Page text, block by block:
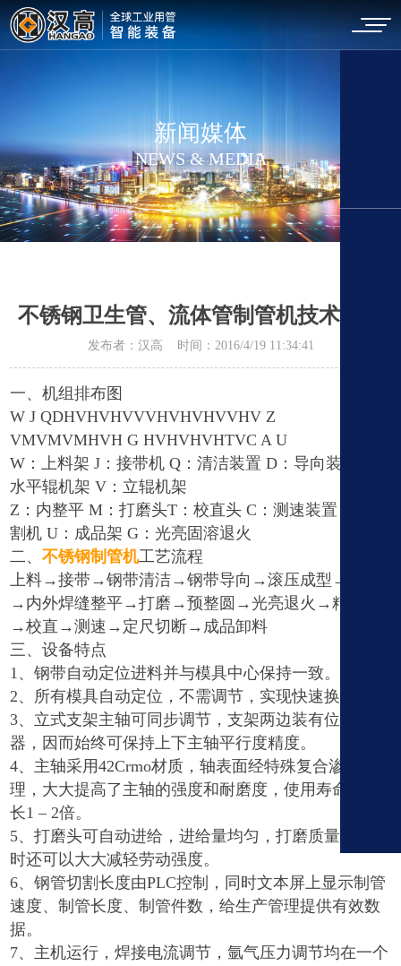
新闻媒体
NEWS & MEDIA
不锈钢卫生管、流体管制管机技术方案
发布者：汉高 时间：2016/4/19 11:34:41
一、机组排布图
W J QDHVHVHVVVHVHVHVVHV Z
VMVMVMHVH G HVHVHVHTVC A U
W：上料架 J：接带机 Q：清洁装置 D：导向装置 H：
水平辊机架 V：立辊机架
Z：内整平 M：打磨头T：校直头 C：测速装置 A：切
割机 U：成品架 G：光亮固溶退火
二、不锈钢制管机工艺流程
上料→接带→钢带清洁→钢带导向→滚压成型→焊接
→内外焊缝整平→打磨→预整圆→光亮退火→精整圆
→校直→测速→定尺切断→成品卸料
三、设备特点
1、钢带自动定位进料并与模具中心保持一致。
2、所有模具自动定位，不需调节，实现快速换模具。
3、立式支架主轴可同步调节，支架两边装有位置显示
器，因而始终可保持上下主轴平行度精度。
4、主轴采用42Crmo材质，轴表面经特殊复合渗处
理，大大提高了主轴的强度和耐磨度，使用寿命可延
长1 – 2倍。
5、打磨头可自动进给，进给量均匀，打磨质量好，同
时还可以大大减轻劳动强度。
6、钢管切割长度由PLC控制，同时文本屏上显示制管
速度、制管长度、制管件数，给生产管理提供有效数
据。
7、主机运行，焊接电流调节，氩气压力调节均在一个